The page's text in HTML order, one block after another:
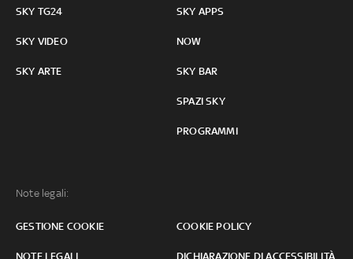
SKY TG24
SKY VIDEO
SKY ARTE
SKY APPS
NOW
SKY BAR
SPAZI SKY
PROGRAMMI
Note legali:
GESTIONE COOKIE COOKIE POLICY
NOTE LEGALI DICHIARAZIONE DI ACCESSIBILITÀ